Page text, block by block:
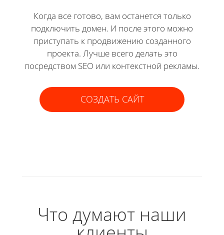
Когда все готово, вам останется только
подключить домен. И после этого можно
приступать к продвижению созданного
проекта. Лучше всего делать это
посредством SEO или контекстной рекламы.
СОЗДАТЬ САЙТ
Что думают наши